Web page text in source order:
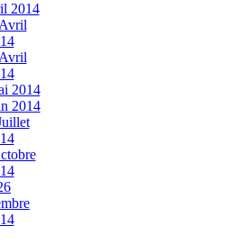
2014
2014
2014